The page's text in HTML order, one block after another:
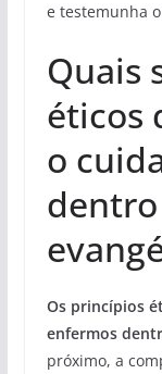
e testemunha
Quais
éticos
o
Os princípios
enfermos
próximo, a